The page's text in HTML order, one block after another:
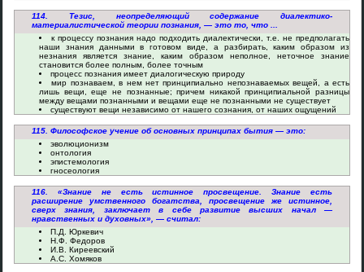
114. Тезис, неопределяющий содержание диалектико-
материалистической теории познания, — это то, что ...
к процессу познания надо подходить диалектически, т.е. не предполагать
наши знания данными в готовом виде, а разбирать, каким образом из
незнания является знание, каким образом неполное, неточное знание
становится более полным, более точным
процесс познания имеет диалогическую природу
мир познаваем, в нем нет принципиально непознаваемых вещей, а есть
лишь вещи, еще не познанные; причем никакой принципиальной разницы
между вещами познанными и вещами еще не познанными не существует
существуют вещи независимо от нашего сознания, от наших ощущений
115. Философское учение об основных принципах бытия — это:
эволюционизм
онтология
эпистемология
гносеология
116. «Знание не есть истинное просвещение. Знание есть
расширение умственного богатства, просвещение же истинное,
сверх знания, заключает в себе развитие высших начал —
нравственных и духовных», — считал:
П.Д. Юркевич
Н.Ф. Федоров
И.В. Киреевский
А.С. Хомяков